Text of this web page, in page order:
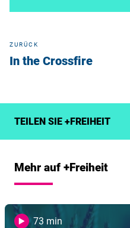
ZURÜCK
In the Crossfire
TEILEN SIE +FREIHEIT
Mehr auf +Freiheit
73 min